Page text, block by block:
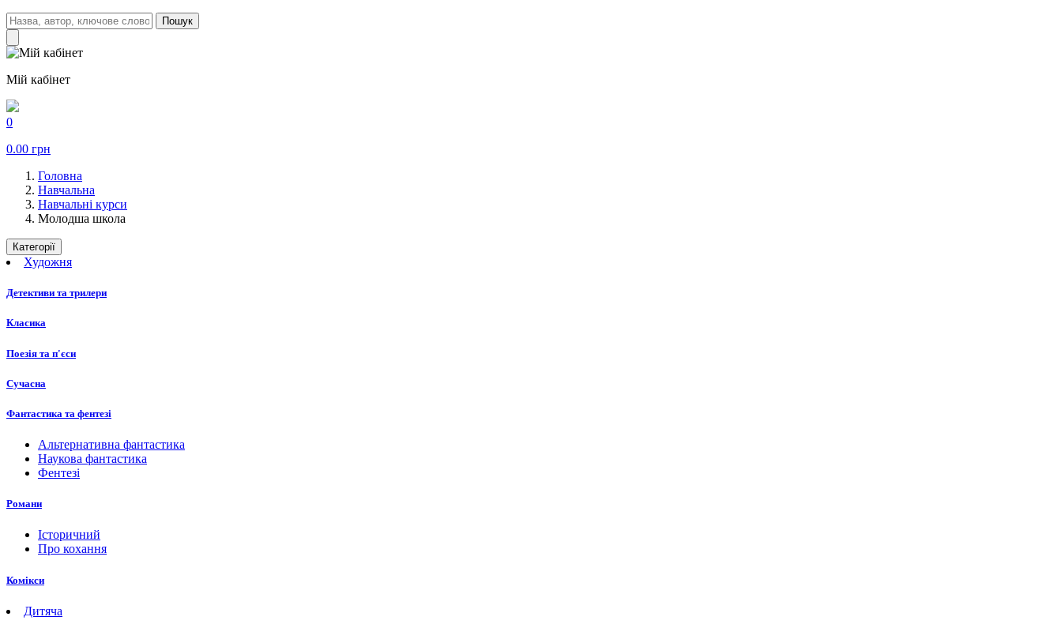
Пошук
Мій кабінет
0
0.00 грн
Головна
Навчальна
Навчальні курси
Молодша школа
Категорії
Художня
Детективи та трилери
Класика
Поезія та п'єси
Сучасна
Фантастика та фентезі
Альтернативна фантастика
Наукова фантастика
Фентезі
Романи
Історичний
Про кохання
Комікси
Дитяча